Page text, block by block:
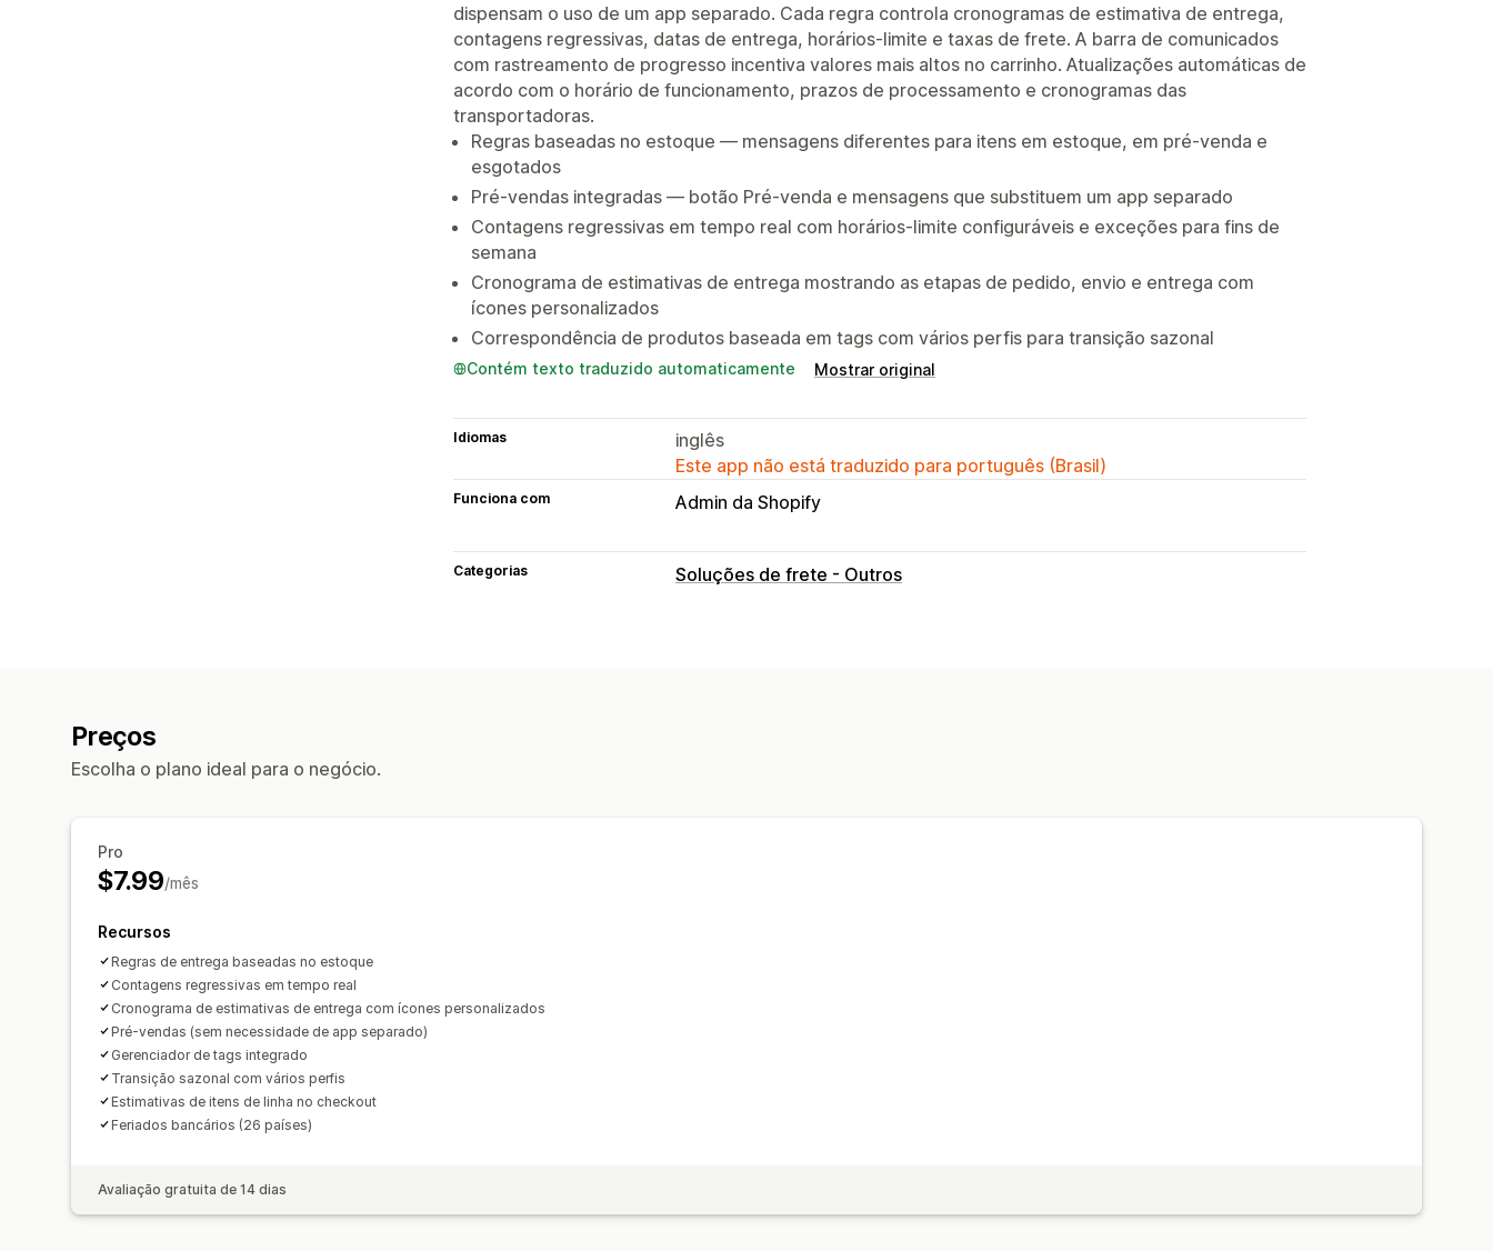
dispensam o uso de um app separado. Cada regra controla cronogramas de estimativa de entrega,
contagens regressivas, datas de entrega, horários-limite e taxas de frete. A barra de comunicados
com rastreamento de progresso incentiva valores mais altos no carrinho. Atualizações automáticas de
acordo com o horário de funcionamento, prazos de processamento e cronogramas das
transportadoras.
Regras baseadas no estoque — mensagens diferentes para itens em estoque, em pré-venda e
esgotados
Pré-vendas integradas — botão Pré-venda e mensagens que substituem um app separado
Contagens regressivas em tempo real com horários-limite configuráveis e exceções para fins de
semana
Cronograma de estimativas de entrega mostrando as etapas de pedido, envio e entrega com
ícones personalizados
Correspondência de produtos baseada em tags com vários perfis para transição sazonal
Contém texto traduzido automaticamente Mostrar original
Idiomas
inglês
Este app não está traduzido para português (Brasil)
Funciona com Admin da Shopify
Categorias Soluções de frete - Outros
Preços
Escolha o plano ideal para o negócio.
Pro
$7.99/mês
Recursos
Regras de entrega baseadas no estoque
Contagens regressivas em tempo real
Cronograma de estimativas de entrega com ícones personalizados
Pré-vendas (sem necessidade de app separado)
Gerenciador de tags integrado
Transição sazonal com vários perfis
Estimativas de itens de linha no checkout
Feriados bancários (26 países)
Avaliação gratuita de 14 dias